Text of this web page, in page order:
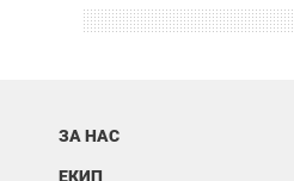
ЗА НАС
ЕКИП